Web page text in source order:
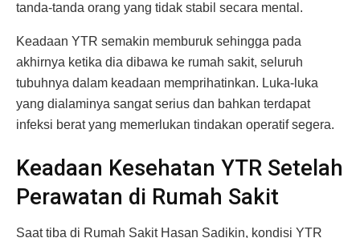
tanda-tanda orang yang tidak stabil secara mental.
Keadaan YTR semakin memburuk sehingga pada
akhirnya ketika dia dibawa ke rumah sakit, seluruh
tubuhnya dalam keadaan memprihatinkan. Luka-luka
yang dialaminya sangat serius dan bahkan terdapat
infeksi berat yang memerlukan tindakan operatif segera.
Keadaan Kesehatan YTR Setelah
Perawatan di Rumah Sakit
Saat tiba di Rumah Sakit Hasan Sadikin, kondisi YTR